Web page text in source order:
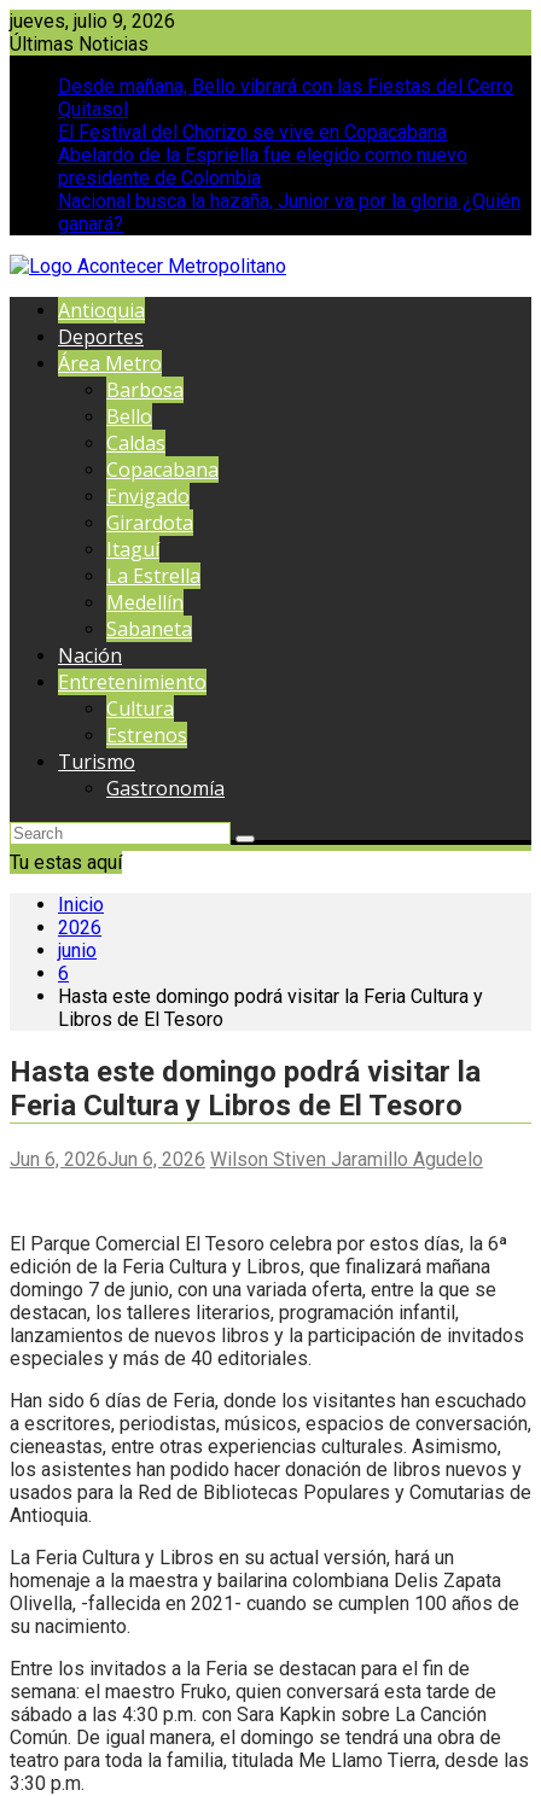
Saltar
al
jueves, julio 9, 2026
Últimas Noticias
Desde mañana, Bello vibrará con las Fiestas del Cerro
Quitasol
El Festival del Chorizo se vive en Copacabana
Abelardo de la Espriella fue elegido como nuevo
presidente de Colombia
Nacional busca la hazaña, Junior va por la gloria ¿Quién
ganará?
Antioquia
Deportes
Área Metro
Barbosa
Bello
Caldas
Copacabana
Envigado
Girardota
Itaguí
La Estrella
Medellín
Sabaneta
Nación
Entretenimiento
Cultura
Estrenos
Turismo
Gastronomía
Tu estas aquí
Inicio
2026
junio
6
Hasta este domingo podrá visitar la Feria Cultura y
Libros de El Tesoro
Hasta este domingo podrá visitar la
Feria Cultura y Libros de El Tesoro
Jun 6, 2026Jun 6, 2026 Wilson Stiven Jaramillo Agudelo
El Parque Comercial El Tesoro celebra por estos días, la 6ª
edición de la Feria Cultura y Libros, que finalizará mañana
domingo 7 de junio, con una variada oferta, entre la que se
destacan, los talleres literarios, programación infantil,
lanzamientos de nuevos libros y la participación de invitados
especiales y más de 40 editoriales.
Han sido 6 días de Feria, donde los visitantes han escuchado
a escritores, periodistas, músicos, espacios de conversación,
cieneastas, entre otras experiencias culturales. Asimismo,
los asistentes han podido hacer donación de libros nuevos y
usados para la Red de Bibliotecas Populares y Comutarias de
Antioquia.
La Feria Cultura y Libros en su actual versión, hará un
homenaje a la maestra y bailarina colombiana Delis Zapata
Olivella, -fallecida en 2021- cuando se cumplen 100 años de
su nacimiento.
Entre los invitados a la Feria se destacan para el fin de
semana: el maestro Fruko, quien conversará esta tarde de
sábado a las 4:30 p.m. con Sara Kapkin sobre La Canción
Común. De igual manera, el domingo se tendrá una obra de
teatro para toda la familia, titulada Me Llamo Tierra, desde las
3:30 p.m.